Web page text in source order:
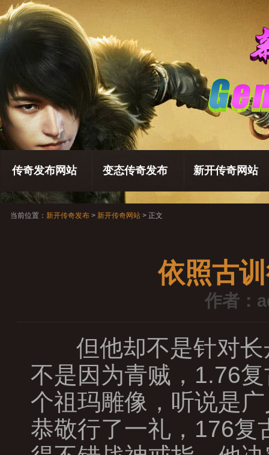
传奇发布网站 变态传奇发布 新开传奇网站
当前位置： 新开传奇发布 > 新开传奇网站 > 正文
依照古
作者：
但他却不是针对长
不是因为青贼，1.76
个祖玛雕像，听说是
恭敬行了一礼，176复